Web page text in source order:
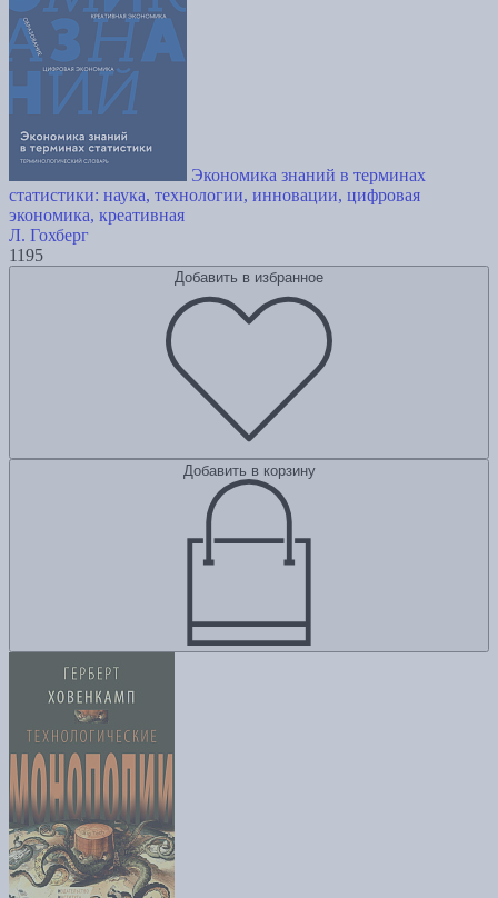
Экономика знаний в терминах
статистики: наука, технологии, инновации, цифровая
экономика, креативная
Л. Гохберг
1195
Добавить в избранное
Добавить в корзину